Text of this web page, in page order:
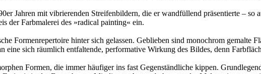
Jahren mit vibrierenden Streifenbildern, die er wandfüllend präsentierte –
der Farbmalerei des »radical painting« ein.
Formenrepertoire hinter sich gelassen. Geblieben sind monochrom gemalte
eine sich räumlich entfaltende, performative Wirkung des Bildes, denn
Formen, die immer häufiger ins fast Gegenständliche kippen.